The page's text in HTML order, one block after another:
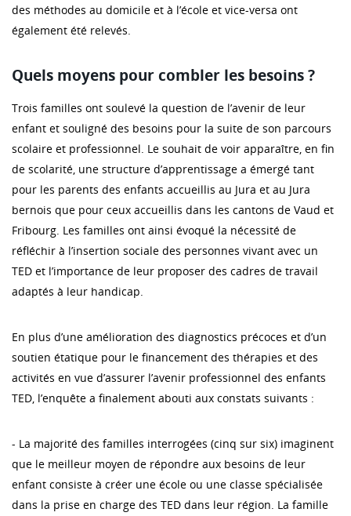
des méthodes au domicile et à l’école et vice-versa ont
également été relevés.
Quels moyens pour combler les besoins ?
Trois familles ont soulevé la question de l’avenir de leur
enfant et souligné des besoins pour la suite de son parcours
scolaire et professionnel. Le souhait de voir apparaître, en fin
de scolarité, une structure d’apprentissage a émergé tant
pour les parents des enfants accueillis au Jura et au Jura
bernois que pour ceux accueillis dans les cantons de Vaud et
Fribourg. Les familles ont ainsi évoqué la nécessité de
réfléchir à l’insertion sociale des personnes vivant avec un
TED et l’importance de leur proposer des cadres de travail
adaptés à leur handicap.
En plus d’une amélioration des diagnostics précoces et d’un
soutien étatique pour le financement des thérapies et des
activités en vue d’assurer l’avenir professionnel des enfants
TED, l’enquête a finalement abouti aux constats suivants :
- La majorité des familles interrogées (cinq sur six) imaginent
que le meilleur moyen de répondre aux besoins de leur
enfant consiste à créer une école ou une classe spécialisée
dans la prise en charge des TED dans leur région. La famille